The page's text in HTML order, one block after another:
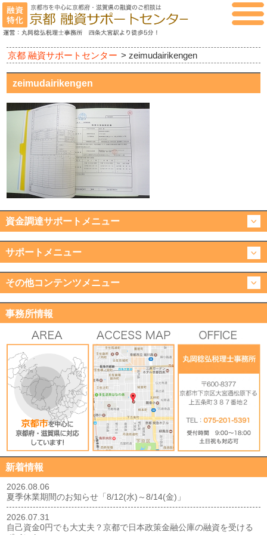
京都 融資サポートセンター >zeimudairikengen
zeimudairikengen
資金調達サポートメニュー
サポートメニュー
その他コンテンツメニュー
事務所情報
新着情報
2026.08.06
夏季休業期間のお知らせ「8/12(水)～8/14(金)」
2026.07.31
自己資金0円でも大丈夫？京都で日本政策金融公庫の融資を受ける